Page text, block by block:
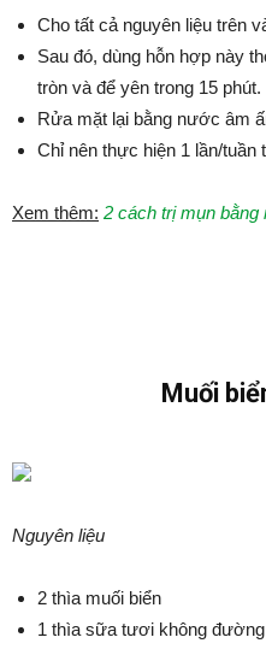
Cho tất cả nguyên liệu trên
Sau đó, dùng hỗn hợp này
tròn và để yên trong 15 phút.
Rửa mặt lại bằng nước âm
Chỉ nên thực hiện 1 lần/tuần
Xem thêm: 2 cách trị mụn
Muối
Nguyên liệu
2 thìa muối biển
1 thìa sữa tươi không đường